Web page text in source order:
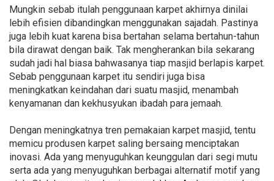
Mungkin sebab itulah penggunaan karpet akhirnya dinilai
lebih efisien dibandingkan menggunakan sajadah. Pastinya
juga lebih kuat karena bisa bertahan selama bertahun-tahun
bila dirawat dengan baik. Tak mengherankan bila sekarang
sudah jadi hal biasa bahwasanya tiap masjid berlapis karpet.
Sebab penggunaan karpet itu sendiri juga bisa
meningkatkan keindahan dari suatu masjid, menambah
kenyamanan dan kekhusyukan ibadah para jemaah.
Dengan meningkatnya tren pemakaian karpet masjid, tentu
memicu produsen karpet saling bersaing menciptakan
inovasi. Ada yang menyuguhkan keunggulan dari segi mutu
serta ada yang menyuguhkan berbagai alternatif motif yang